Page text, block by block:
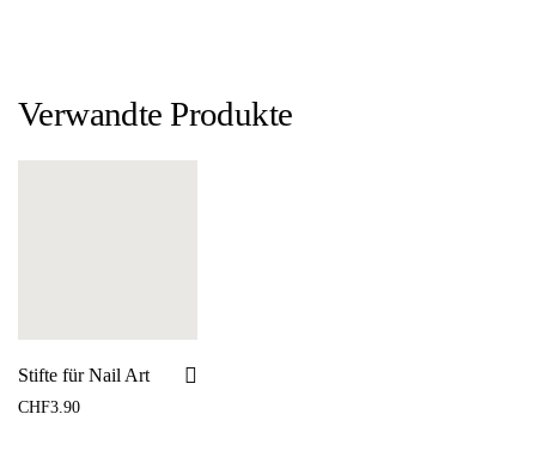
Verwandte Produkte
Stifte für Nail Art
CHF3.90